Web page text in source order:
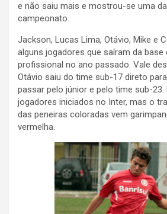
e não saiu mais e mostrou-se uma
campeonato.
Jackson, Lucas Lima, Otávio, Mike e
alguns jogadores que saíram da base
profissional no ano passado. Vale
Otávio saiu do time sub-17 direto
passar pelo júnior e pelo time sub-
jogadores iniciados no Inter, mas o
das peneiras coloradas vem
vermelha.